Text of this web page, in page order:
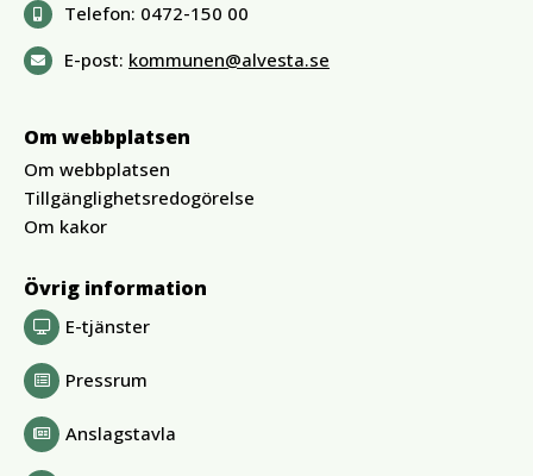
Telefon: 0472-150 00
E-post: kommunen@alvesta.se
Om webbplatsen
Om webbplatsen
Tillgänglighetsredogörelse
Om kakor
Övrig information
E-tjänster
Pressrum
Anslagstavla